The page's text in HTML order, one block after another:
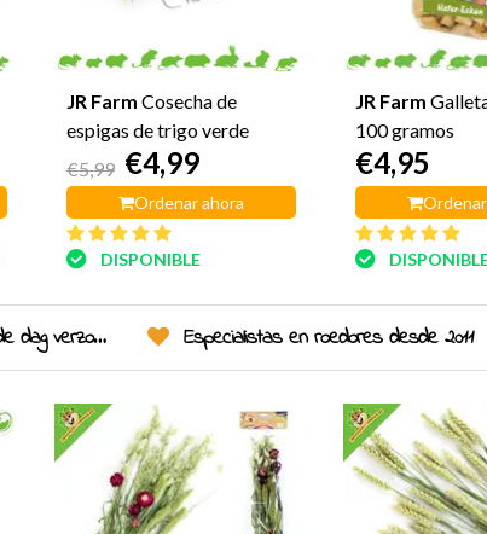
JR Farm Cosecha de
espigas de trigo verde
€5,99 €4,99
Ordenar ahora
DISPONIBLE
JR Farm
100 gramos
€4,95
verzonden! Especialistas en roedores desde 2011